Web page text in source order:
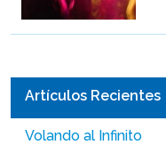
Artículos Recientes
Volando al Infinito